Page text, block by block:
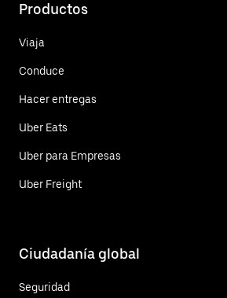
Productos
Viaja
Conduce
Hacer entregas
Uber Eats
Uber para Empresas
Uber Freight
Ciudadanía global
Seguridad